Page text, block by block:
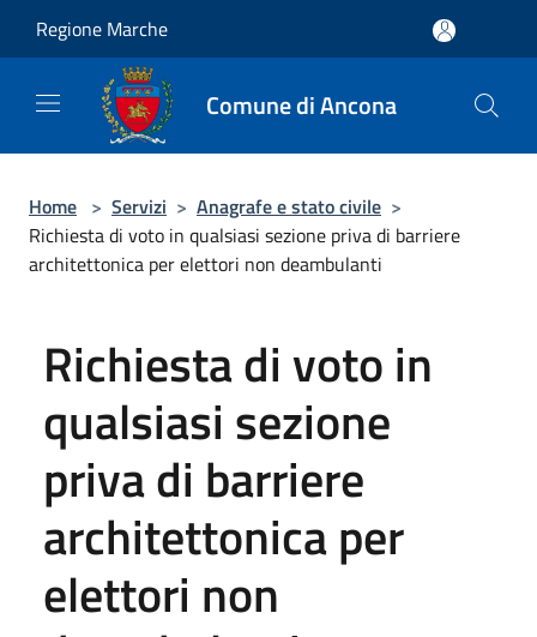
Regione Marche
Comune di Ancona
Home > Servizi > Anagrafe e stato civile >
Richiesta di voto in qualsiasi sezione priva di barriere
architettonica per elettori non deambulanti
Richiesta di voto in
qualsiasi sezione
priva di barriere
architettonica per
elettori non